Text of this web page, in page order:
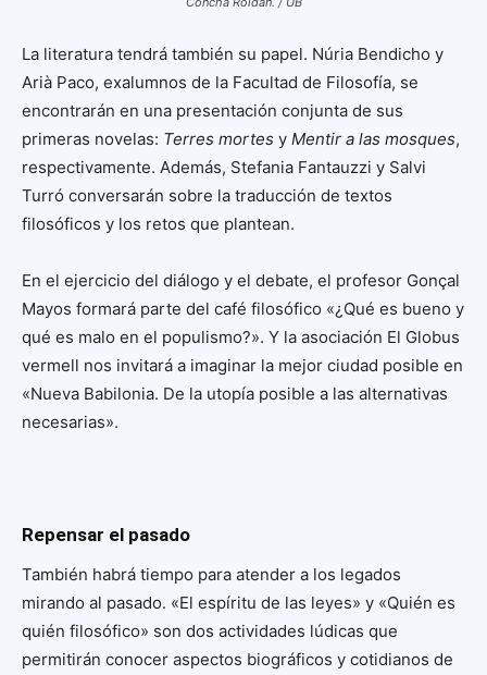
La literatura tendrá también su papel. Núria Bendicho y
Arià Paco, exalumnos de la Facultad de Filosofía, se
encontrarán en una presentación conjunta de sus
primeras novelas: Terres mortes y Mentir a las mosques,
respectivamente. Además, Stefania Fantauzzi y Salvi
Turró conversarán sobre la traducción de textos
filosóficos y los retos que plantean.
En el ejercicio del diálogo y el debate, el profesor Gonçal
Mayos formará parte del café filosófico «¿Qué es bueno y
qué es malo en el populismo?». Y la asociación El Globus
vermell nos invitará a imaginar la mejor ciudad posible en
«Nueva Babilonia. De la utopía posible a las alternativas
necesarias».
Repensar el pasado
También habrá tiempo para atender a los legados
mirando al pasado. «El espíritu de las leyes» y «Quién es
quién filosófico» son dos actividades lúdicas que
permitirán conocer aspectos biográficos y cotidianos de